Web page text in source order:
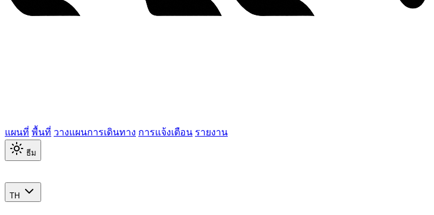
แผนที่ พื้นที่ วางแผนการเดินทาง การแจ้งเตือน รายงาน
ธีม
TH